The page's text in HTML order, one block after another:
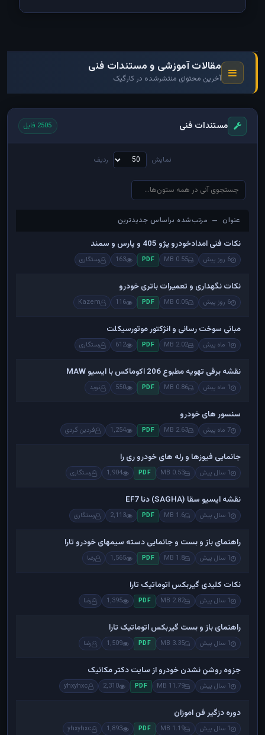
مقالات آموزشی و مستندات فنی
آخرین محتوای منتشرشده در کارگیک
مستندات فنی 2505 فایل
نمایش ردیف
عنوان — مرتب‌شده براساس جدیدترین
عنوان — مرتب‌شده براساس جدیدترین
نکات فنی امدادخودرو پژو 405 و پارس و سمند
6 روز پیش 0.55 MB
PDF
163 رستگاری
نکات نگهداری و تعمیرات باتری خودرو
6 روز پیش 0.05 MB
PDF
116
Kazem
مبانی سوخت رسانی و انژکتور موتورسیکلت
1 ماه پیش 2.02 MB
PDF
612 رستگاری
نقشه برقی تهویه مطبوع 206 اکوماکس با ایسیو MAW
1 ماه پیش 0.86 MB
PDF
550 نوید
سنسور های خودرو
7 ماه پیش 2.63 MB
PDF
1,254 فردین گردی
جانمایی فیوزها و رله های خودرو ری را
1 سال پیش 0.53 MB
PDF
1,904 رستگاری
نقشه ایسیو سقا (SAGHA) دنا EF7
1 سال پیش 1.6 MB
PDF
2,113 رستگاری
راهنمای باز و بست و جانمایی دسته سیمهای خودرو تارا
1 سال پیش 1.8 MB
PDF
1,565 رضا
نکات کلیدی گیربکس اتوماتیک تارا
1 سال پیش 2.82 MB
PDF
1,395 رضا
راهنمای باز و بست گیربکس اتوماتیک تارا
1 سال پیش 3.35 MB
PDF
1,509 رضا
جزوه روشن نشدن خودرو از سایت دکتر مکانیک
1 سال پیش 11.79 MB
PDF
2,310
yhxyhxc
دوره دزگیر فن اموزان
1 سال پیش 1.19 MB
PDF
1,893
yhxyhxc